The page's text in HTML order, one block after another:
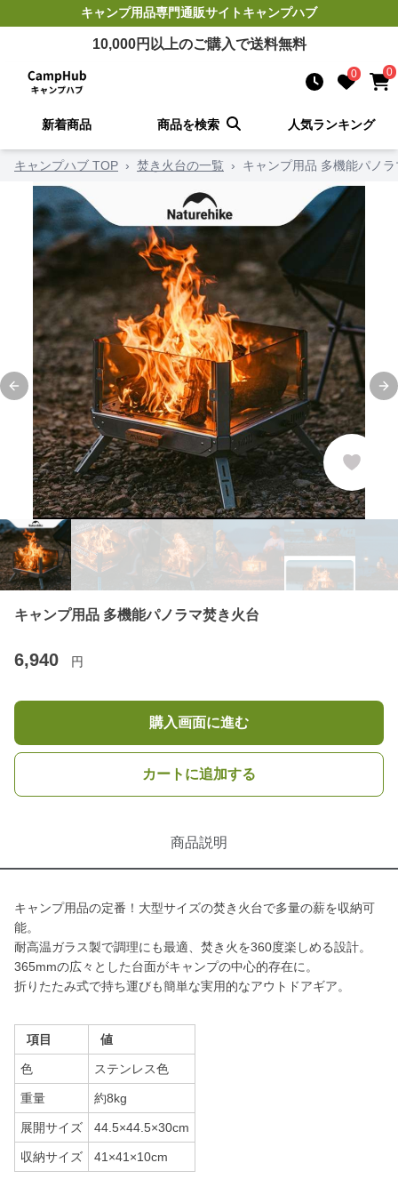
キャンプ用品専門通販サイトキャンプハブ
10,000円以上のご購入で送料無料
0 0
新着商品 商品を検索 人気ランキング
キャンプハブ TOP › 焚き火台の一覧 › キャンプ用品 多機能パノ
Previous slide
キャンプ用品 多機能パノラマ焚き火台
6,940 円
購入画面に進む
カートに追加する
商品説明
キャンプ用品の定番！大型サイズの焚き火台で多量の薪を収納可
能。
耐高温ガラス製で調理にも最適、焚き火を360度楽しめる設計。
365mmの広々とした台面がキャンプの中心的存在に。
折りたたみ式で持ち運びも簡単な実用的なアウトドアギア。
項目 値
色 ステンレス色
重量 約8kg
展開サイズ 44.5×44.5×30cm
収納サイズ 41×41×10cm